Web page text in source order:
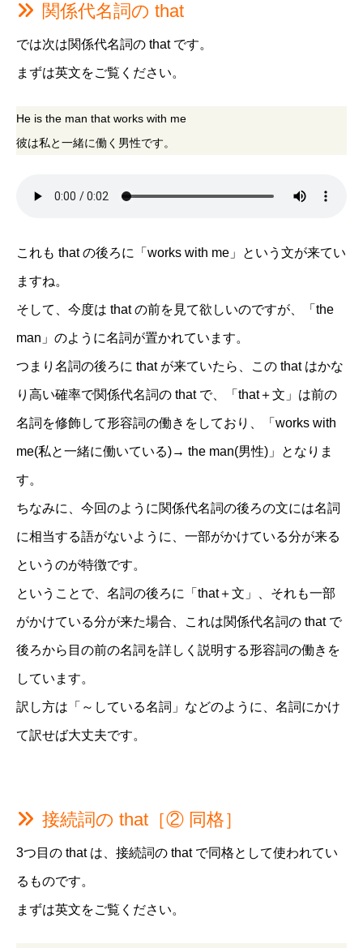
関係代名詞の that
では次は関係代名詞の that です。
まずは英文をご覧ください。
He is the man that works with me
彼は私と一緒に働く男性です。
これも that の後ろに「works with me」という文が来てい
ますね。
そして、今度は that の前を見て欲しいのですが、「the
man」のように名詞が置かれています。
つまり名詞の後ろに that が来ていたら、この that はかな
り高い確率で関係代名詞の that で、「that＋文」は前の
名詞を修飾して形容詞の働きをしており、「works with
me(私と一緒に働いている)→ the man(男性)」となりま
す。
ちなみに、今回のように関係代名詞の後ろの文には名詞
に相当する語がないように、一部がかけている分が来る
というのが特徴です。
ということで、名詞の後ろに「that＋文」、それも一部
がかけている分が来た場合、これは関係代名詞の that で
後ろから目の前の名詞を詳しく説明する形容詞の働きを
しています。
訳し方は「～している名詞」などのように、名詞にかけ
て訳せば大丈夫です。
接続詞の that［② 同格］
3つ目の that は、接続詞の that で同格として使われてい
るものです。
まずは英文をご覧ください。